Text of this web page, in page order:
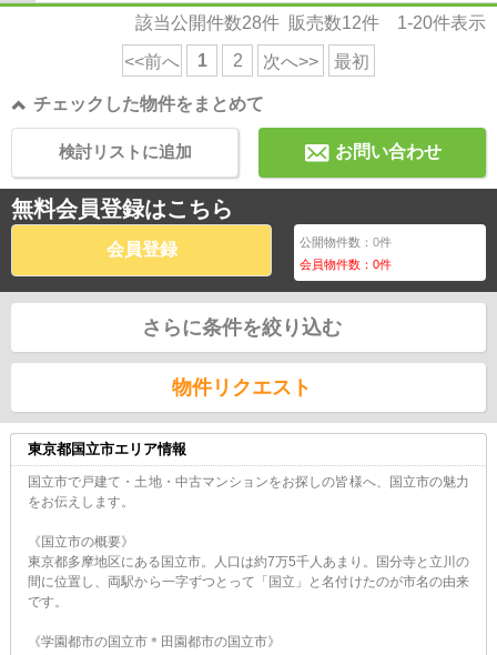
該当公開件数28件 販売数12件 1-20件表示
<<前へ 1 2 次へ>> 最初
チェックした物件をまとめて
お問い合わせ
検討リストに追加
無料会員登録はこちら
会員登録 公開物件数：0件
会員物件数：0件
さらに条件を絞り込む
物件リクエスト
東京都国立市エリア情報
国立市で戸建て・土地・中古マンションをお探しの皆様へ、国立市の魅力
をお伝えします。
《国立市の概要》
東京都多摩地区にある国立市。人口は約7万5千人あまり。国分寺と立川の
間に位置し、両駅から一字ずつとって「国立」と名付けたのが市名の由来
です。
《学園都市の国立市＊田園都市の国立市》